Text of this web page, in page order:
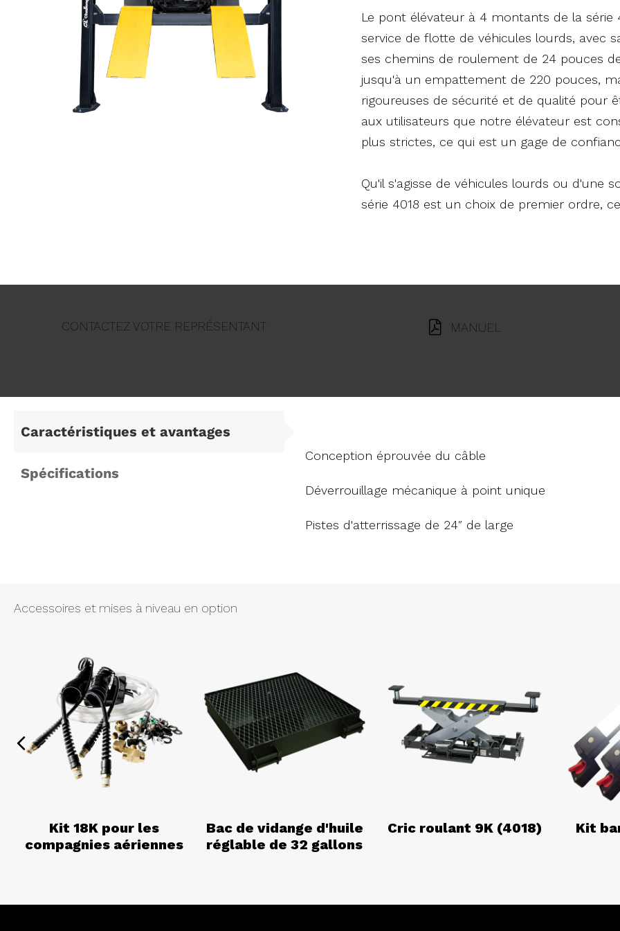
Le pont élévateur à 4 montants de la
service de flotte de véhicules lourds, avec
ses chemins de roulement de 24 pouces
jusqu'à un empattement de 220 pouces,
rigoureuses de sécurité et de qualité pour
aux utilisateurs que notre élévateur est
plus strictes, ce qui est un gage de
Qu'il s'agisse de véhicules lourds ou d'une
série 4018 est un choix de premier ordre,
CONTACTEZ VOTRE REPRÉSENTANT MANUEL
Caractéristiques et avantages
Spécifications
Conception éprouvée du câble
Déverrouillage mécanique à point unique
Pistes d'atterrissage de 24″ de large
Accessoires et mises à niveau en option
Kit 18K pour les
compagnies aériennes
Bac de vidange d'huile
réglable de 32 gallons
Cric roulant 9K (4018) Kit
Previous